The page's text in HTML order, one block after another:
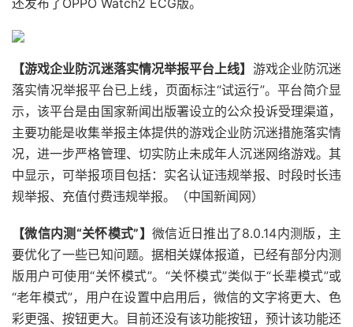
还发布了OPPO Watch2 ECG版。
【游戏企业防沉迷落实情况举报平台上线】 游戏企业防沉迷
落实情况举报平台已上线，页面标注“试运行”。平台简介显
示，该平台是由国家新闻出版署设立的公众投诉受理渠道，
主要功能是收集举报主体提供的游戏企业防沉迷措施落实情
况，进一步严格管理、切实防止未成年人沉迷网络游戏。其
中显示，可举报项目包括：实名认证违规举报、时段时长违
规举报、充值付费违规举报。（中国新闻网）
【微信内测“关怀模式”】 微信近日推出了8.0.14内测版，主
要优化了一些已知问题。据相关媒体报道，已经有部分内测
版用户可使用“关怀模式”。“关怀模式”类似于“长辈模式”或
“老年模式”，用户在设置中启用后，微信的文字将更大、色
彩更强、按钮更大。目前还没有该功能按钮，预计该功能还